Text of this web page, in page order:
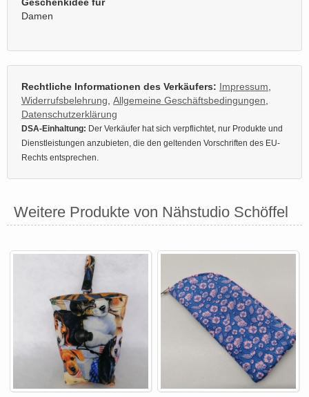
Damen
Rechtliche Informationen des Verkäufers: Impressum
Widerrufsbelehrung Allgemeine Geschäftsbedingungen
Datenschutzerklärung
DSA-Einhaltung: Der Verkäufer hat sich verpflichtet, nur Produkte und
Dienstleistungen anzubieten, die den geltenden Vorschriften des EU-
Rechts entsprechen.
Weitere Produkte von Nähstudio Schöffel